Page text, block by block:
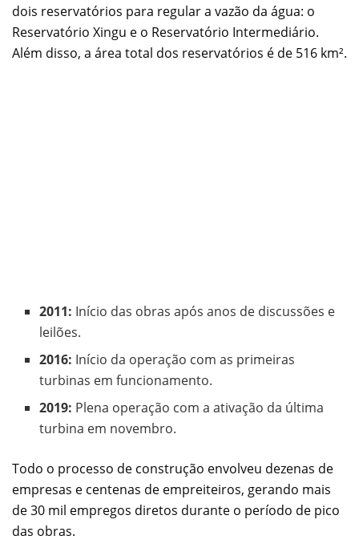
dois reservatórios para regular a vazão da água: o
Reservatório Xingu e o Reservatório Intermediário.
Além disso, a área total dos reservatórios é de 516 km².
2011: Início das obras após anos de discussões e
leilões.
2016: Início da operação com as primeiras
turbinas em funcionamento.
2019: Plena operação com a ativação da última
turbina em novembro.
Todo o processo de construção envolveu dezenas de
empresas e centenas de empreiteiros, gerando mais
de 30 mil empregos diretos durante o período de pico
das obras.